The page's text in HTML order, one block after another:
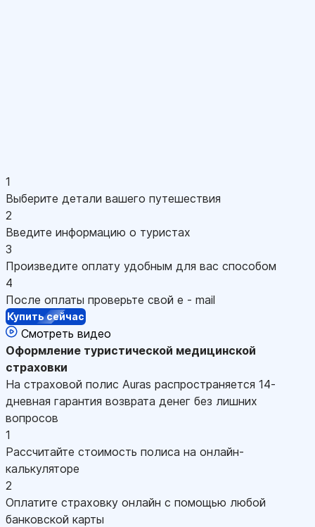
1
Выберите детали вашего путешествия
2
Введите информацию о туристах
3
Произведите оплату удобным для вас способом
4
После оплаты проверьте свой e - mail
Купить сейчас
Смотреть видео
Оформление туристической медицинской
страховки
На страховой полис Auras распространяется 14-
дневная гарантия возврата денег без лишних
вопросов
1
Рассчитайте стоимость полиса на онлайн-
калькуляторе
2
Оплатите страховку онлайн с помощью любой
банковской карты